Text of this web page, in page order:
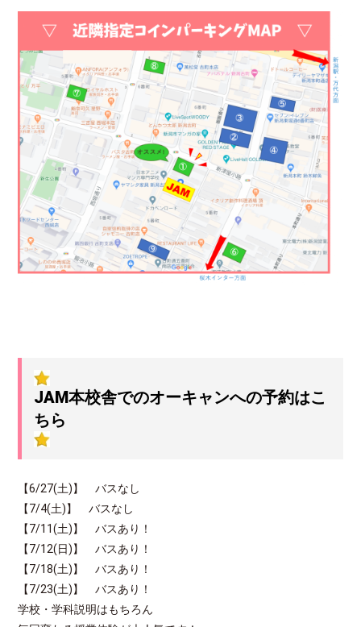
JAM本校舎でのオーキャンへの予約はこ
ちら
【6/27(土)】 バスなし
【7/4(土)】 バスなし
【7/11(土)】 バスあり！
【7/12(日)】 バスあり！
【7/18(土)】 バスあり！
【7/23(土)】 バスあり！
学校・学科説明はもちろん